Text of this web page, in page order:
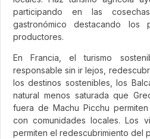
participando en las
gastronómico destacando
productores.
En Francia, el turismo
responsable sin ir lejos,
los destinos sostenibles, los
natural menos saturada que
fuera de Machu Picchu
con comunidades locales. Los
permiten el redescubrimiento del